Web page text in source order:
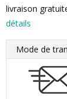
livraison
détails
Mode de